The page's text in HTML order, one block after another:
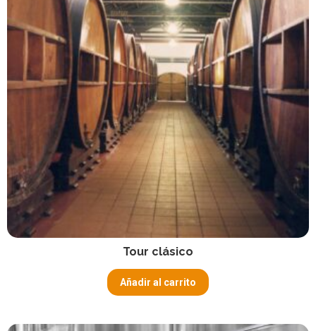
Tour clásico
Añadir al carrito